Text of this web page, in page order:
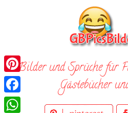
Bilder und Sprüche für
Gästebücher
Pinterest
Facebook